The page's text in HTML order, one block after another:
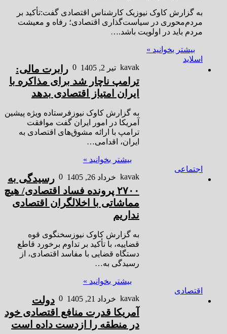
به گزارش کاوک نیوزیک کارشناس اقتصادی گفت:تأکید بر
مردم‌محوری در سیاست‌گذاری اقتصادی؛ رفاه و معیشت
مردم باید در اولویت باشد.…
بیشتر بخوانید »
اسلاید
kavak تیر 2, 1405 0 رابرت مالی:
ترامپ ناچار شد برای مذاکره با
ایران امتیاز اقتصادی بدهد
به گزارش کاوک نیوزفرستاده ویژه پیشین
آمریکا در امور ایران گفت موافقت
ترامپ با ارائه مشوق‌های اقتصادی به
ایران، اقدامی…
بیشتر بخوانید »
اجتماعی
kavak خرداد 26, 1405 0 رسیدگی به
۲۷۰۰ پرونده فساد اقتصادی/ هیچ
مماشاتی با اخلالگران اقتصادی
نداریم
به گزارش کاوک نیوزسخنگوی قوه
قضاییه، با تأکید بر تداوم برخورد قاطع
دستگاه قضایی با مفاسد اقتصادی، از
رسیدگی به…
بیشتر بخوانید »
اقتصادی
kavak خرداد 21, 1405 0 دولت
آمریکا قدرت منافع اقتصادی خود
در منطقه را ازدست داده است